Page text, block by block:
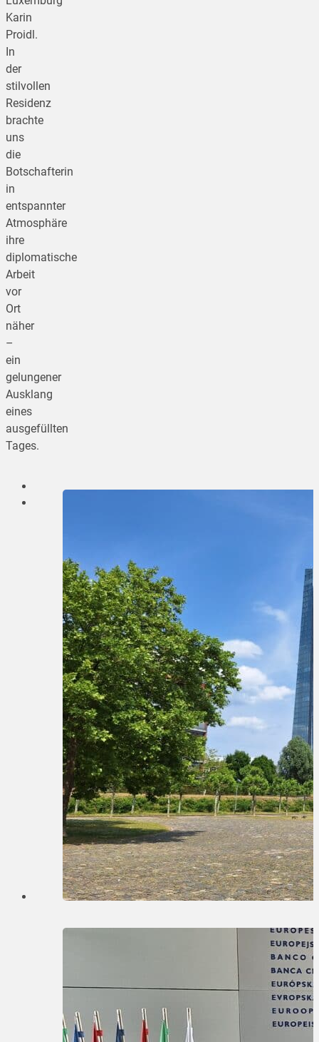
Karin
Proidl.
In
der
stilvollen
Residenz
brachte
uns
die
Botschafterin
in
entspannter
Atmosphäre
ihre
diplomatische
Arbeit
vor
Ort
näher
–
ein
gelungener
Ausklang
eines
ausgefüllten
Tages.